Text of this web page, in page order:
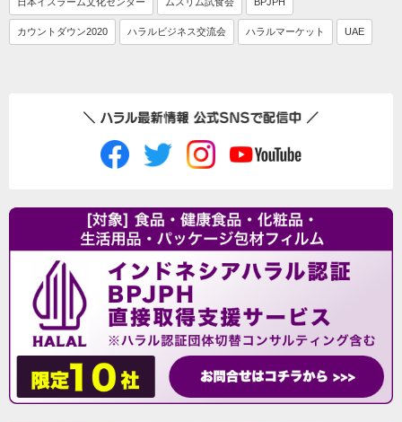
カウントダウン2020 ハラルビジネス交流会 ハラルマーケット UAE